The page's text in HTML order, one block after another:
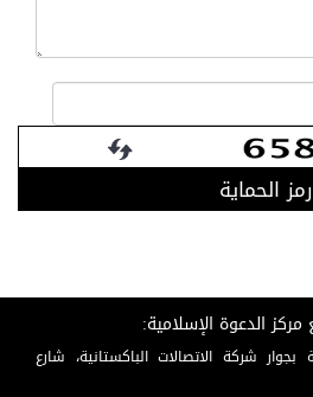
رمز الحماية
الدعوة الإسلامية:
شركة الاتصالات الباكستانية، شارع